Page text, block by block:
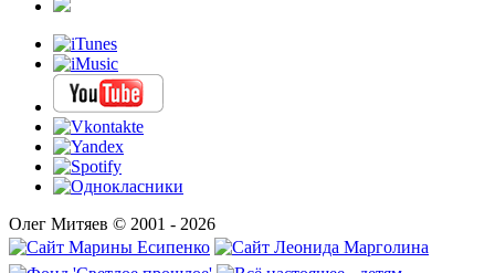
Олег Митяев © 2001 - 2026